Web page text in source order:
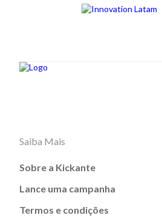
Saiba Mais
Sobre a Kickante
Lance uma campanha
Termos e condições